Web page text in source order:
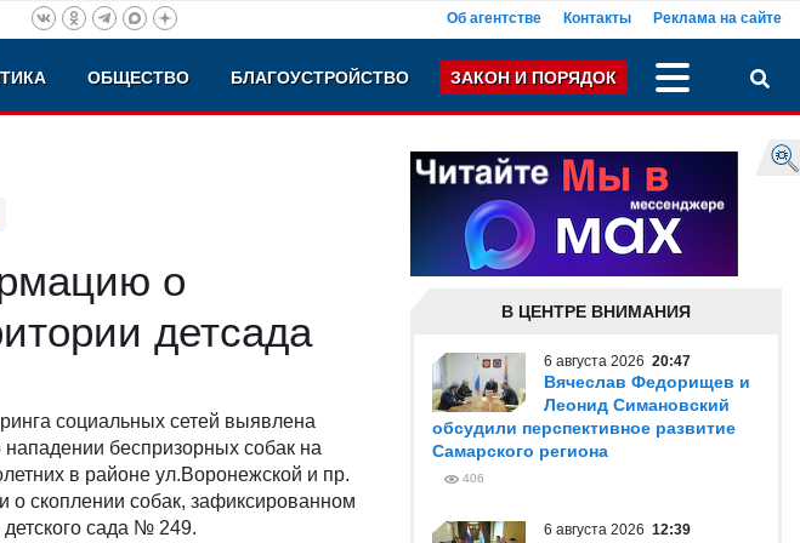
Об агентстве Контакты Реклама на сайте
ОБЩЕСТВО БЛАГОУСТРОЙСТВО ЗАКОН И ПОРЯДОК
о
детсада
социальных сетей выявлена
беспризорных собак на
в районе ул.Воронежской и пр.
о скоплении собак, зафиксированном
детского сада № 249.
В ЦЕНТРЕ ВНИМАНИЯ
6 августа 2026 20:47
Вячеслав Федорищев и
Леонид Симановский
обсудили перспективное развитие
Самарского региона
406
6 августа 2026 12:39